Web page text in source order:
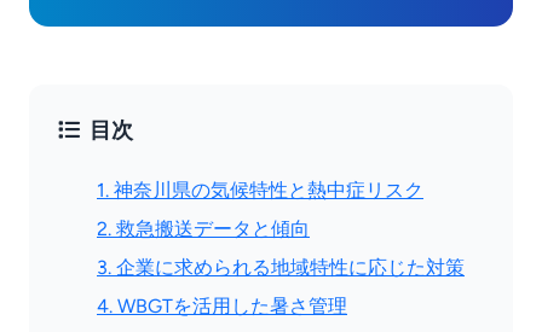
目次
1. 神奈川県の気候特性と熱中症リスク
2. 救急搬送データと傾向
3. 企業に求められる地域特性に応じた対策
4. WBGTを活用した暑さ管理